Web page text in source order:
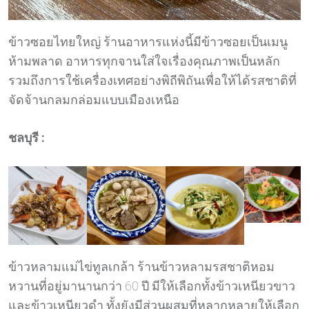
ข้าวซอยไทยใหญ่ ร้านอาหารแห่งนี้มีข้าวซอยเป็นเมนู
ห้ามพลาด อาหารทุกจานใส่ใจเรื่องคุณภาพเป็นหลัก
รวมถึงการใช้เครื่องเทศอย่างพิถีพิถันเพื่อให้ได้รสชาติที่
จัดจ้านกลมกล่อมแบบเมืองเหนือ
ชลบุรี :
ข้าวหลามแม่ไข่ทูลเกล้า ร้านข้าวหลามรสชาติหอม
หวานที่อยู่มานานกว่า 60 ปี มีให้เลือกทั้งข้าวเหนียวขาว
และข้าวเหนียวดำ ทั้งยังมีส่วนผสมที่หลากหลายให้เลือก